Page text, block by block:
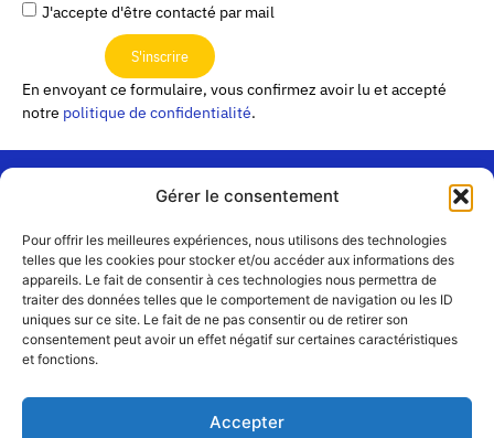
Gérer le consentement
Pour offrir les meilleures expériences, nous utilisons des technologies
telles que les cookies pour stocker et/ou accéder aux informations des
appareils. Le fait de consentir à ces technologies nous permettra de
traiter des données telles que le comportement de navigation ou les ID
uniques sur ce site. Le fait de ne pas consentir ou de retirer son
consentement peut avoir un effet négatif sur certaines caractéristiques
et fonctions.
Accepter
J'accepte d'être contacté par mail
S'inscrire
En envoyant ce formulaire, vous confirmez avoir lu et accepté
notre politique de confidentialité.
Contact
Équipe
Mentions
légales
« Les
Passerelles »
24 Avenue
Joannès
Masset
CS51001
cedex 09
+33 4 72 19
Rejoignez-
nous